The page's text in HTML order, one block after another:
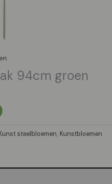
94cm groen
Kunst steelbloemen, Kunstbloemen